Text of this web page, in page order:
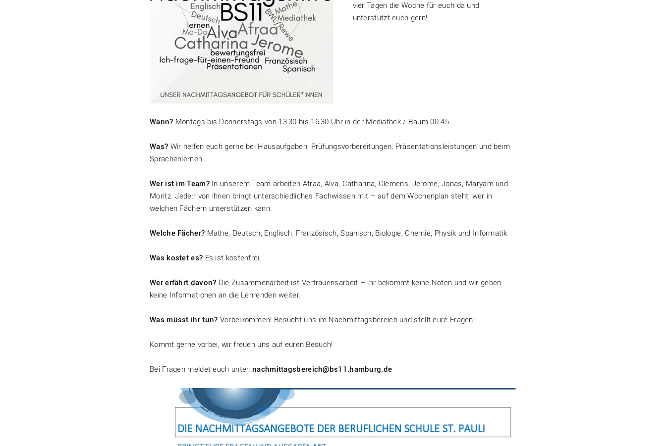
vier Tagen die Woche für euch da und
unterstützt euch gern!
Wann? Montags bis Donnerstags von 13:30 bis 16:30 Uhr in der Mediathek / Raum 00.45
Was? Wir helfen euch gerne bei Hausaufgaben, Prüfungsvorbereitungen, Präsentationsleistungen und beim
Sprachenlernen.
Wer ist im Team?In unserem Team arbeiten Afraa, Alva, Catharina, Clemens, Jerome, Jonas, Maryam und
Moritz. Jede:r von ihnen bringt unterschiedliches Fachwissen mit – auf dem Wochenplan steht, wer in
welchen Fächern unterstützen kann.
Welche Fächer? Mathe, Deutsch, Englisch, Französisch, Spanisch, Biologie, Chemie, Physik und Informatik
Was kostet es? Es ist kostenfrei.
Wer erfährt davon? Die Zusammenarbeit ist Vertrauensarbeit – ihr bekommt keine Noten und wir geben
keine Informationen an die Lehrenden weiter.
Was müsst ihr tun? Vorbeikommen! Besucht uns im Nachmittagsbereich und stellt eure Fragen!
Kommt gerne vorbei, wir freuen uns auf euren Besuch!
Bei Fragen meldet euch unter: nachmittagsbereich@bs11.hamburg.de